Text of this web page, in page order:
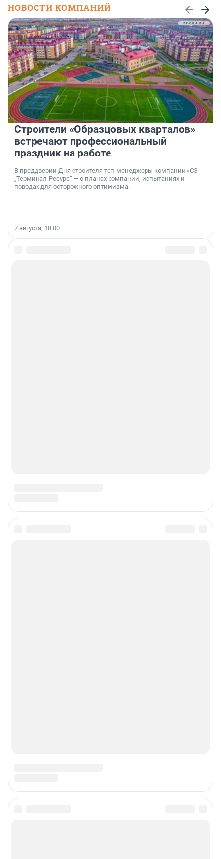
НОВОСТИ КОМПАНИЙ
Строители «Образцовых кварталов»
встречают профессиональный
праздник на работе
В преддверии Дня строителя топ-менеджеры компании «СЗ
„Терминал-Ресурс“ — о планах компании, испытаниях и
поводах для осторожного оптимизма.
7 августа, 18:00